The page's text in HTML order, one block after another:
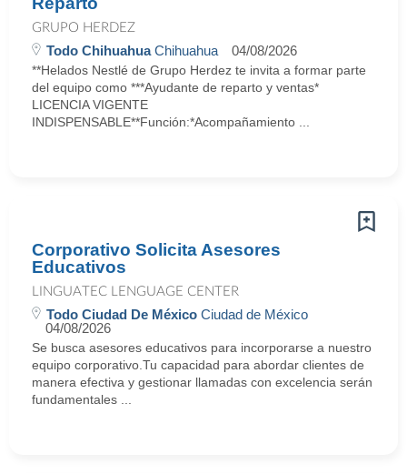
GRUPO HERDEZ
Todo ChihuahuaChihuahua 04/08/2026
**Helados Nestlé de Grupo Herdez te invita a formar parte
del equipo como ***Ayudante de reparto y ventas*
LICENCIA VIGENTE
INDISPENSABLE**Función:*Acompañamiento ...
Corporativo Solicita Asesores
Educativos
LINGUATEC LENGUAGE CENTER
Todo Ciudad De México Ciudad de México
04/08/2026
Se busca asesores educativos para incorporarse a nuestro
equipo corporativo.Tu capacidad para abordar clientes de
manera efectiva y gestionar llamadas con excelencia serán
fundamentales ...